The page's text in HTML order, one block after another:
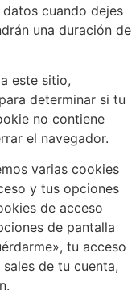
cuando dejes
una duración de
este sitio,
determinar si tu
no contiene
el navegador.
varias cookies
y tus opciones
de acceso
de pantalla
tu acceso
de tu cuenta,